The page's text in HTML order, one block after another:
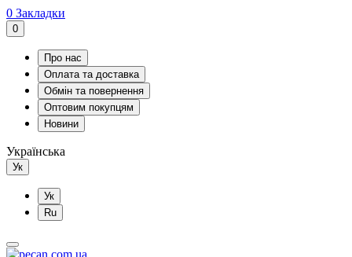
0 Закладки
0
Про нас
Оплата та доставка
Обмін та повернення
Оптовим покупцям
Новини
Українська
Ук
Ук
Ru